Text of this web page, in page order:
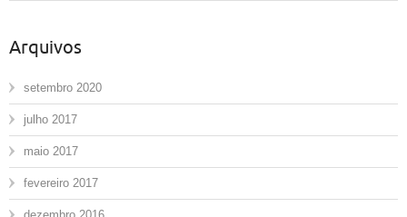
Arquivos
setembro 2020
julho 2017
maio 2017
fevereiro 2017